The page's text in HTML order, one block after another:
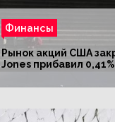
Финансы
Рынок акций США
Jones прибавил 0,41%